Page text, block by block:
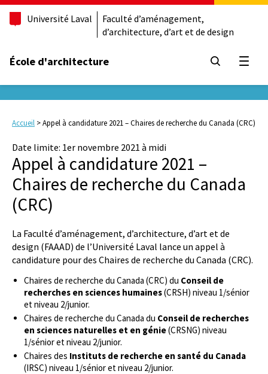
Université Laval
Faculté d’aménagement,
d’architecture, d’art et de design
École d'architecture
Accueil >Appel à candidature 2021 – Chaires de recherche du Canada (CRC)
Date limite: 1er novembre 2021 à midi
Appel à candidature 2021 –
Chaires de recherche du Canada
(CRC)
La Faculté d’aménagement, d’architecture, d’art et de
design (FAAAD) de l’Université Laval lance un appel à
candidature pour des Chaires de recherche du Canada (CRC).
Chaires de recherche du Canada (CRC) du Conseil de
recherches en sciences humaines(CRSH) niveau 1/sénior
et niveau 2/junior.
Chaires de recherche du Canada du Conseil de recherches
en sciences naturelles et en génie(CRSNG) niveau
1/sénior et niveau 2/junior.
Chaires des Instituts de recherche en santé du Canada
(IRSC) niveau 1/sénior et niveau 2/junior.